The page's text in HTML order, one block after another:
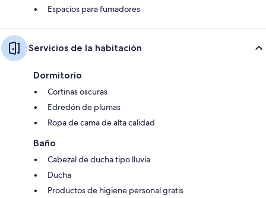
Espacios para fumadores
Servicios de la habitación
Dormitorio
Cortinas oscuras
Edredón de plumas
Ropa de cama de alta calidad
Baño
Cabezal de ducha tipo lluvia
Ducha
Productos de higiene personal gratis